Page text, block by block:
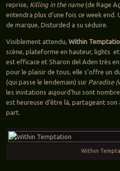
reprise, Killing in the name(de Rage
entendra plus d’une fois ce week
de marque, Disturded a su séduire.
Visiblement attendu, Within
scène, plateforme en hauteur, lights
est efficace et Sharon del Aden très
pour le plaisir de tous, elle s’offre un
(qui passe le lendemain) sur Paradise
les invitations aujourd’hui sont
est heureuse d’être là, partageant
part.
Within